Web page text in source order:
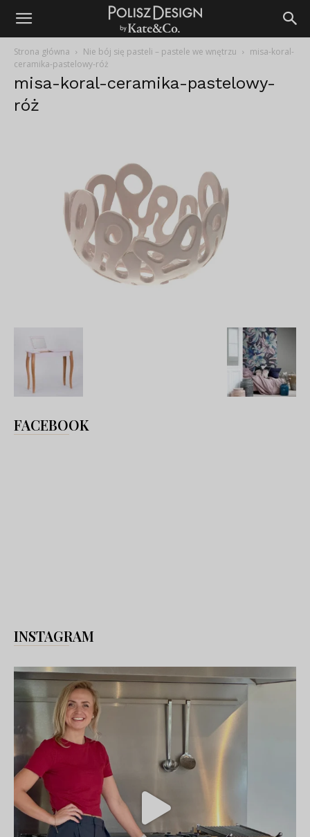
Strona główna Nie bój się pasteli – pastele we wnętrzu
misa-koral-
ceramika-pastelowy-róż
misa-koral-ceramika-pastelowy-
róż
FACEBOOK
INSTAGRAM